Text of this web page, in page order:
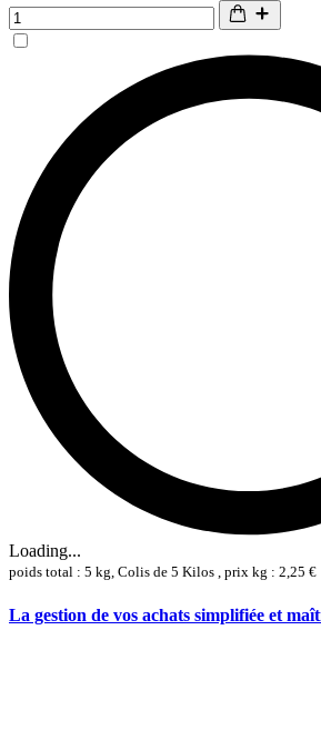
Loading...
poids total : 5 kg, Colis de 5 Kilos , prix kg : 2,25 €
La gestion de vos achats simplifiée et